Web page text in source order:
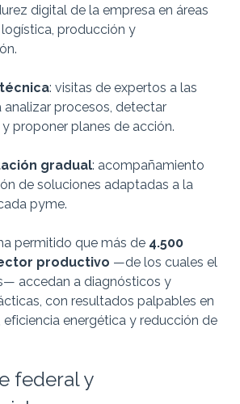
digital de la empresa en áreas
producción y
: visitas de expertos a las
analizar procesos, detectar
proponer planes de acción.
gradual: acompañamiento
de soluciones adaptadas a la
pyme.
permitido que más de 4.500
productivo —de los cuales el
accedan a diagnósticos y
con resultados palpables en
energética y reducción de
federal y